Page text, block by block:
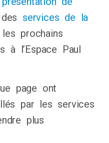
services de la
prochains
à l’Espace Paul
page ont
par les services
plus